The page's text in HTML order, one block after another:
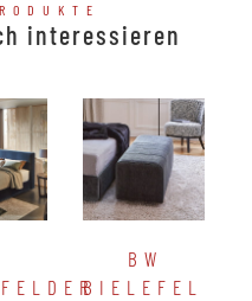
interessieren
BW
BIELEFELDER